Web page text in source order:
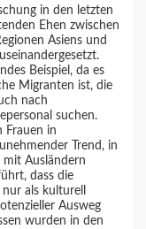
in den letzten
Ehen zwischen
Asiens und
Beispiel, da es
Migranten ist, die
nach
suchen.
Frauen in
Trend, in
Ausländern
dass die
als kulturell
Ausweg
wurden in den